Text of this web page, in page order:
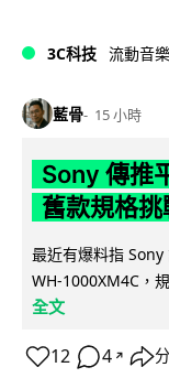
3C科技 流動音樂
藍骨 15 小時
Sony 傳推
舊款規格挑
最近有爆料指
WH-1000XM4C，
全文
12 4 ↗